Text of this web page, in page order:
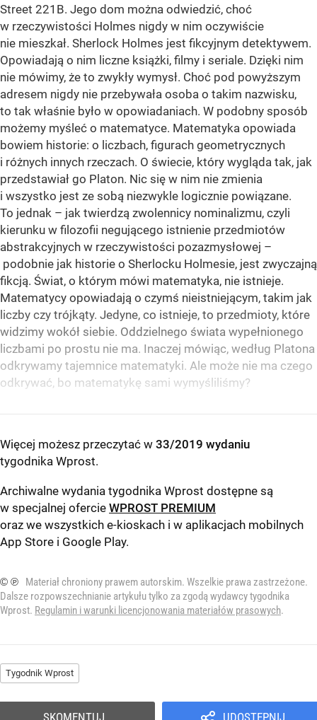
Street 221B. Jego dom można odwiedzić, choć
w rzeczywistości Holmes nigdy w nim oczywiście
nie mieszkał. Sherlock Holmes jest fikcyjnym detektywem.
Opowiadają o nim liczne książki, filmy i seriale. Dzięki nim
nie mówimy, że to zwykły wymysł. Choć pod powyższym
adresem nigdy nie przebywała osoba o takim nazwisku,
to tak właśnie było w opowiadaniach. W podobny sposób
możemy myśleć o matematyce. Matematyka opowiada
bowiem historie: o liczbach, figurach geometrycznych
i różnych innych rzeczach. O świecie, który wygląda tak, jak
przedstawiał go Platon. Nic się w nim nie zmienia
i wszystko jest ze sobą niezwykle logicznie powiązane.
To jednak – jak twierdzą zwolennicy nominalizmu, czyli
kierunku w filozofii negującego istnienie przedmiotów
abstrakcyjnych w rzeczywistości pozazmysłowej –
podobnie jak historie o Sherlocku Holmesie, jest zwyczajną
fikcją. Świat, o którym mówi matematyka, nie istnieje.
Matematycy opowiadają o czymś nieistniejącym, takim jak
liczby czy trójkąty. Jedyne, co istnieje, to przedmioty, które
widzimy wokół siebie. Oddzielnego świata wypełnionego
liczbami po prostu nie ma. Inaczej mówiąc, według Platona
odkrywamy tajemnice matematyki. Ale może nie ma czego
odkrywać, bo matematykę sami wymyśliliśmy?
Więcej możesz przeczytać w 33/2019 wydaniu
tygodnika Wprost.
Archiwalne wydania tygodnika Wprost dostępne są
w specjalnej ofercie WPROST PREMIUM
oraz we wszystkich e-kioskach i w aplikacjach mobilnych
App Store i Google Play.
© ℗
Materiał chroniony prawem autorskim. Wszelkie prawa zastrzeżone.
Dalsze rozpowszechnianie artykułu tylko za zgodą wydawcy tygodnika
Wprost. Regulamin i warunki licencjonowania materiałów prasowych.
Tygodnik Wprost
UDOSTĘPNIJ
SKOMENTUJ